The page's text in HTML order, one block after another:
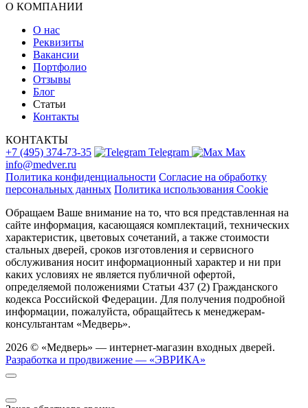
О КОМПАНИИ
О нас
Реквизиты
Вакансии
Портфолио
Отзывы
Блог
Статьи
Контакты
КОНТАКТЫ
+7 (495) 374-73-35
Telegram
Max
info@medver.ru
Политика конфиденциальности Согласие на обработку
персональных данных Политика использования Cookie
Обращаем Ваше внимание на то, что вся представленная на
сайте информация, касающаяся комплектаций, технических
характеристик, цветовых сочетаний, а также стоимости
стальных дверей, сроков изготовления и сервисного
обслуживания носит информационный характер и ни при
каких условиях не является публичной офертой,
определяемой положениями Статьи 437 (2) Гражданского
кодекса Российской Федерации. Для получения подробной
информации, пожалуйста, обращайтесь к менеджерам-
консультантам «Медверь».
2026 © «Медверь» — интернет-магазин входных дверей.
Разработка и продвижение — «ЭВРИКА»